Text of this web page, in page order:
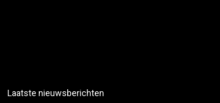
Laatste nieuwsberichten